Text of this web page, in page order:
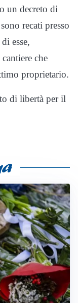
un decreto di
recati presso
esse,
che
proprietario.
di libertà per il